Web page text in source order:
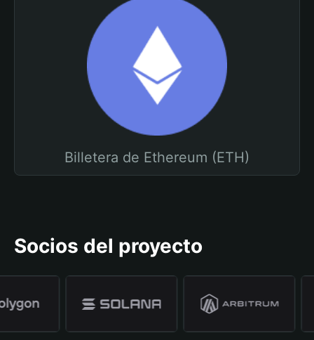
Billetera de Ethereum (ETH)
Socios del proyecto